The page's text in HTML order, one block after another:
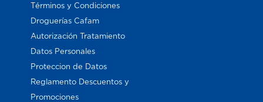
Términos y Condiciones
Droguerías Cafam
Autorización Tratamiento
Datos Personales
Proteccion de Datos
Reglamento Descuentos y
Promociones